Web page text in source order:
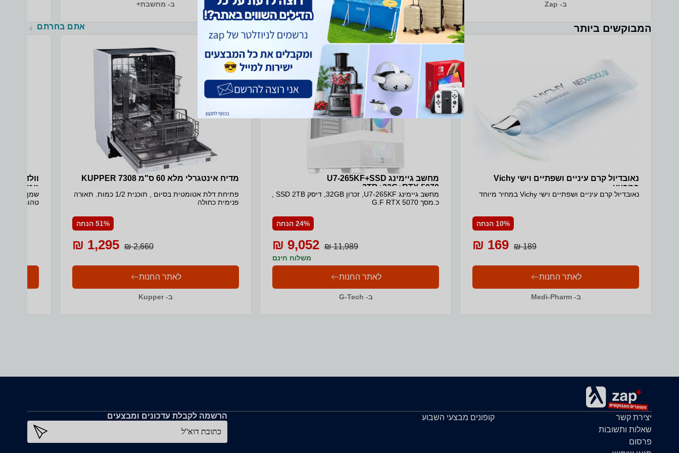
לעבודה מהבית וכמחשב נייד לצילום ולאחסון תמונות.
ה-1TB נותן מקום נרחב לספריות תמונות, לסרטונים
ולקבצי עבודה, ומסך המגע מפרט טכני מקט יצרן:
83K4000RUS מסך: 15.3 WUXGA (1920x1200) IPS
cell, 10-point Multi-touch יחס מסך לגוף: 90.7%
מעבד: Intel Core 5 210H, 8 (4P+4E) ליבות, 12
threads, עד 4.8GHz ערכת שבבים: Intel SoC Platform
יצרן 36 חודשים (ATOMIC) מקט ופרטי דגם מקט יצרן:
ב- Zap ב- חיון טכנולוגיות+ ב- מחשבת+
המבוקשים ביותר אתם בחרתם
נאובדיול קרם עיניים ושפתיים וישי Vichy
במבצע
נאובדיול קרם עיניים ושפתיים וישי Vichy במחיר מיוחד
10% הנחה
189 ₪
169 ₪
לאתר החנות
ב- Medi-Pharm
מחשב גיימינג U7-265KF+SSD
2TB+32G+RTX 5070
כ.מסך G.F RTX 5070
24% הנחה
11,989 ₪
9,052 ₪
משלוח חינם
לאתר החנות
ב- G-Tech
מדיח אינטגרלי מלא 60 ס"מ 7308 KUPPER
פתיחת דלת אטומטית בסיום , תוכנית 1/2 כמות. תאורה
פנימית כחולה
51% הנחה
2,660 ₪
1,295 ₪
לאתר החנות
ב- Kupper
וולדה שמן
זוגי!
שמן הריון
יצירת קשר
שאלות ותשובות
פרסום
קופונים מבצעי השבוע
הרשמה לקבלת עדכונים ומבצעים
כתובת דוא''ל